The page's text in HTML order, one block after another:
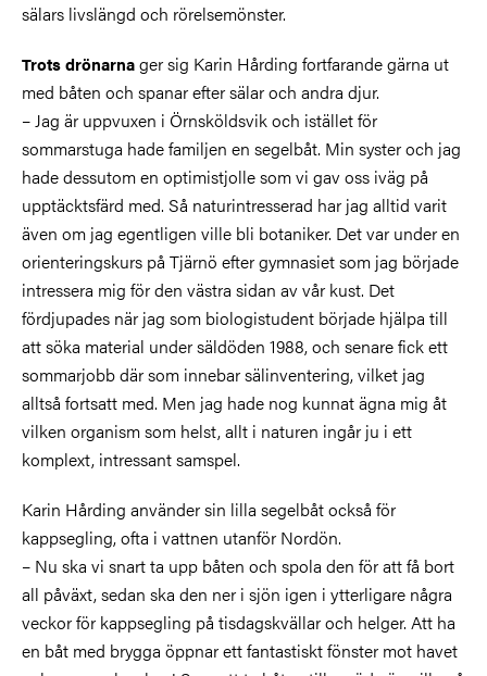
sälars livslängd och rörelsemönster.
Trots drönarnager sig Karin Hårding fortfarande gärna ut
med båten och spanar efter sälar och andra djur.
– Jag är uppvuxen i Örnsköldsvik och istället för
sommarstuga hade familjen en segelbåt. Min syster och jag
hade dessutom en optimistjolle som vi gav oss iväg på
upptäcktsfärd med. Så naturintresserad har jag alltid varit
även om jag egentligen ville bli botaniker. Det var under en
orienteringskurs på Tjärnö efter gymnasiet som jag började
intressera mig för den västra sidan av vår kust. Det
fördjupades när jag som biologistudent började hjälpa till
att söka material under säldöden 1988, och senare fick ett
sommarjobb där som innebar sälinventering, vilket jag
alltså fortsatt med. Men jag hade nog kunnat ägna mig åt
vilken organism som helst, allt i naturen ingår ju i ett
komplext, intressant samspel.
Karin Hårding använder sin lilla segelbåt också för
kappsegling, ofta i vattnen utanför Nordön.
– Nu ska vi snart ta upp båten och spola den för att få bort
all påväxt, sedan ska den ner i sjön igen i ytterligare några
veckor för kappsegling på tisdagskvällar och helger. Att ha
en båt med brygga öppnar ett fantastiskt fönster mot havet